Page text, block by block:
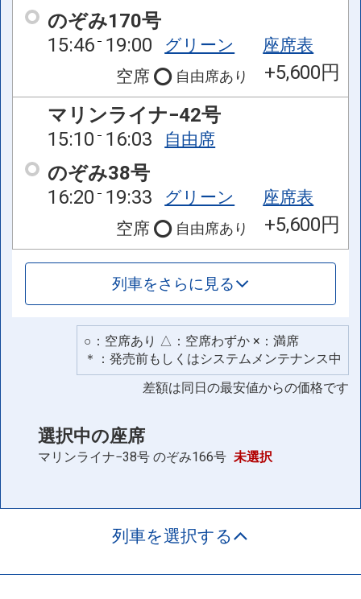
のぞみ170号
15:46 19:00 グリーン
座席表
空席
自由席あり
+5,600円
マリンライナ−42号
15:10 16:03 自由席
のぞみ38号
16:20 19:33 グリーン
座席表
空席
自由席あり +5,600円
列車をさらに見る
○：空席あり △：空席わずか ×：満席
＊：発売前もしくはシステムメンテナンス中
差額は同日の最安値からの価格です
選択中の座席
マリンライナ−38号 のぞみ166号 未選択
列車を選択する